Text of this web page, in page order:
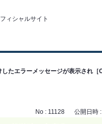
たエラーメッセージが表示され［
No : 11128 公開日時